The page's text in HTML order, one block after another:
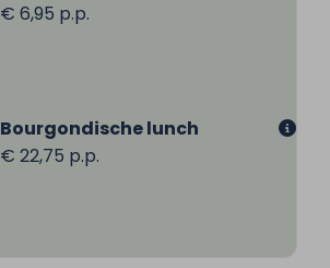
€ 6,95 p.p.
Bourgondische lunch
€ 22,75 p.p.